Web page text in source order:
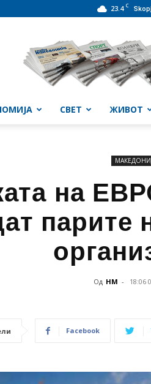
23.4 C
СВЕТ ЖИВОТ
на
парите
Од НМ - 18:06
Facebook